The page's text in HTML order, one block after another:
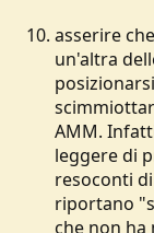
asserire
un'altra
AMM.
leggere di
resoconti
riportano
che non